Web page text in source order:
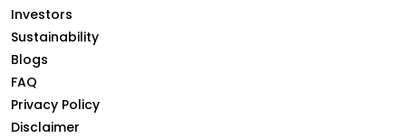
Investors
Sustainability
Blogs
FAQ
Privacy Policy
Disclaimer